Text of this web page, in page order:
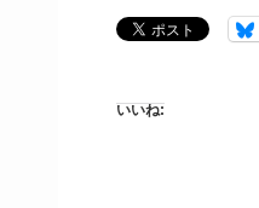
いいね: